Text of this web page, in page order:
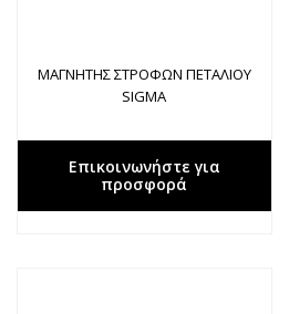
ΜΑΓΝΗΤΗΣ ΣΤΡΟΦΩΝ ΠΕΤΑΛΙΟΥ
SIGMA
Επικοινωνήστε για
προσφορά